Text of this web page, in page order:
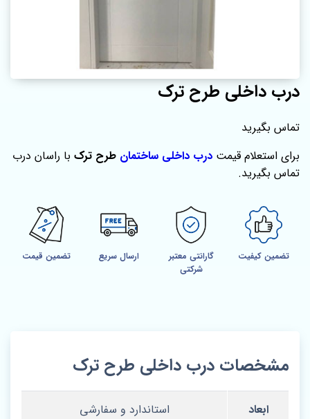
درب داخلی طرح ترک
تماس بگیرید
برای استعلام قیمت درب داخلی ساختمان طرح ترک با راسان درب
تماس بگیرید.
تضمین کیفیت
گارانتی معتبر
شرکتی
ارسال سریع تضمین قیمت
مشخصات درب داخلی طرح ترک
ابعاد استاندارد و سفارشی